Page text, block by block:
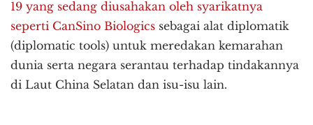
19 yang sedang diusahakan oleh syarikatnya
seperti CanSino Biologics sebagai alat diplomatik
(diplomatic tools) untuk meredakan kemarahan
dunia serta negara serantau terhadap tindakannya
di Laut China Selatan dan isu-isu lain.